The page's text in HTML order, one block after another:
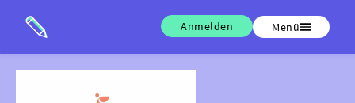
Anmelden Menü